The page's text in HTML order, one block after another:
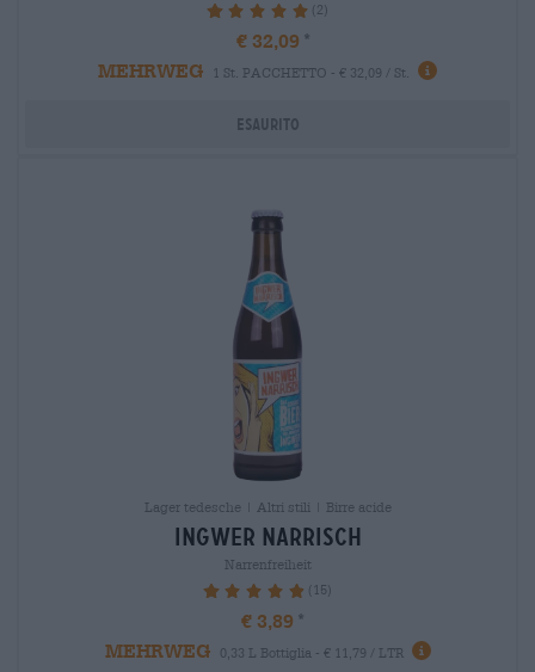
100% (2)
€ 32,09
MEHRWEG
1 St. PACCHETTO - € 32,09 / St.
Esaurito
Lager tedesche | Altri stili | Birre acide
ingwer narrisch
Narrenfreiheit
98.67% (15)
€ 3,89
MEHRWEG
0,33 L Bottiglia - € 11,79 / LTR